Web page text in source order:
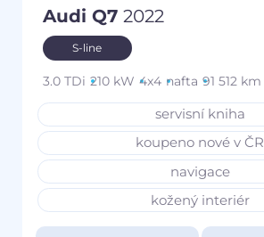
Audi Q7 2022
S-line
3.0 TDi 210 kW 4x4 nafta 91 512 km
servisní kniha
koupeno nové v ČR
navigace
kožený interiér